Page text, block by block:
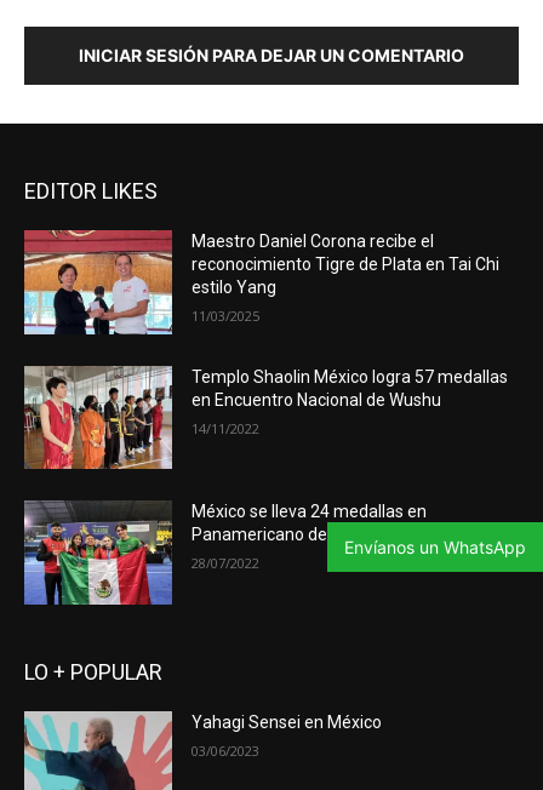
INICIAR SESIÓN PARA DEJAR UN COMENTARIO
EDITOR LIKES
Maestro Daniel Corona recibe el
reconocimiento Tigre de Plata en Tai Chi
estilo Yang
11/03/2025
Templo Shaolin México logra 57 medallas
en Encuentro Nacional de Wushu
14/11/2022
México se lleva 24 medallas en
Panamericano de Wushu Brasil 2022
28/07/2022
LO + POPULAR
Yahagi Sensei en México
03/06/2023
Envíanos un WhatsApp